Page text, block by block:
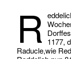
R 1177,
Raducle,wie